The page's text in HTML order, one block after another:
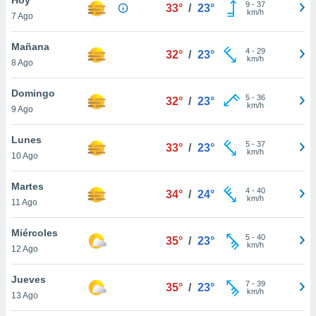
en
más
nuestra
de
cookies
aceptar
7 Ago
33° / 23° 9- 37
km/h
Mañana
8 Ago
32° / 23° 4- 29
km/h
Domingo
9 Ago
32° / 23° 5- 36
km/h
Lunes
10 Ago
33° / 23° 5- 37
km/h
Martes
11 Ago
34° / 24° 4- 40
km/h
Miércoles
12 Ago
35° / 23° 5- 40
km/h
Jueves
13 Ago
35° / 23° 7- 39
km/h